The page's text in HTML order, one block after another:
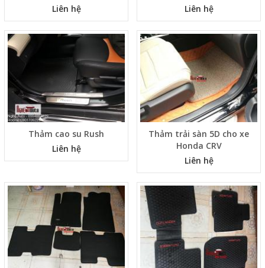
Liên hệ
Liên hệ
Thảm cao su Rush
Liên hệ
Thảm trải sàn 5D cho xe
Honda CRV
Liên hệ